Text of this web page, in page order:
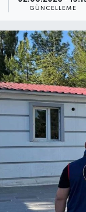
GÜNCELLEME